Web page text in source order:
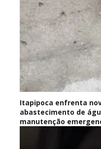
Itapipoca enfrenta
abastecimento de
manutenção